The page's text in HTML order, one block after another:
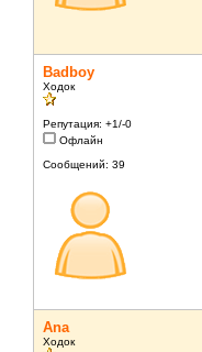
Badboy
Ходок
Репутация: +1/-0
Офлайн
Сообщений: 39
Ana
Ходок